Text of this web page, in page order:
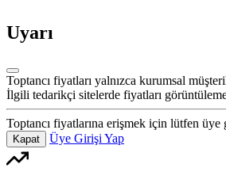
Uyarı
Toptancı fiyatları yalnızca kurumsal
İlgili tedarikçi sitelerde fiyatları
Toptancı fiyatlarına erişmek için lütfen üye
Kapat Üye Girişi Yap